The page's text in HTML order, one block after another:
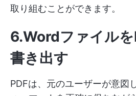
取り組むことができます。
6.Wordファイル
書き出す
PDFは、元のユーザーが意図